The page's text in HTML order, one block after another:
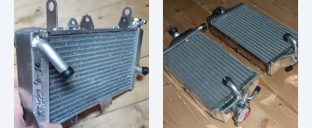
Plage
de
prix :
€ 69,00
à
€ 209,00
Ce
a
Les